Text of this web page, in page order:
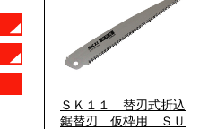
ＳＫ１１ 替刃式折込
鋸替刃 仮枠用 ＳＵ